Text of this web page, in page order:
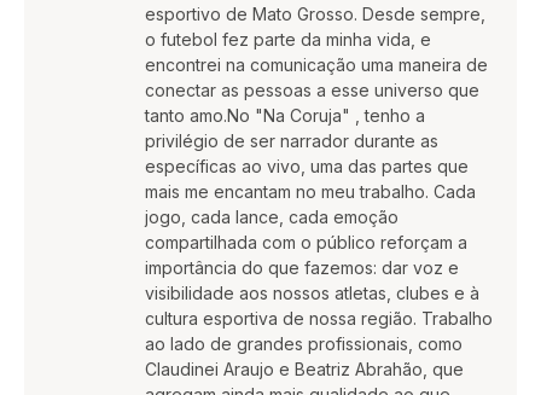
esportivo de Mato Grosso. Desde sempre,
o futebol fez parte da minha vida, e
encontrei na comunicação uma maneira de
conectar as pessoas a esse universo que
tanto amo.No "Na Coruja" , tenho a
privilégio de ser narrador durante as
específicas ao vivo, uma das partes que
mais me encantam no meu trabalho. Cada
jogo, cada lance, cada emoção
compartilhada com o público reforçam a
importância do que fazemos: dar voz e
visibilidade aos nossos atletas, clubes e à
cultura esportiva de nossa região. Trabalho
ao lado de grandes profissionais, como
Claudinei Araujo e Beatriz Abrahão, que